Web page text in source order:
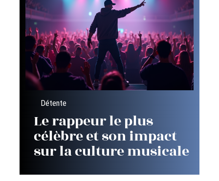
Détente
Le rappeur le plus
célèbre et son impact
sur la culture musicale